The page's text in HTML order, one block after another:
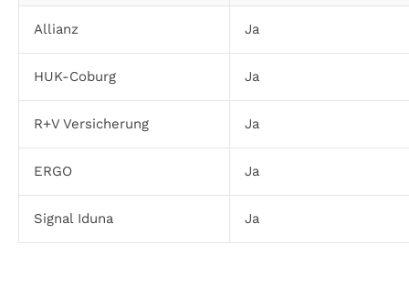
Allianz Ja
HUK-Coburg Ja
R+V Versicherung Ja
ERGO Ja
Signal Iduna Ja